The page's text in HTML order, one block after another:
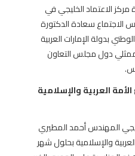
الاعتماد الخليجي في
الاجتماع سعادة الدكتورة
بدولة الإمارات العربية
دول مجلس التعاون
العربية والإسلامية
المهندس أحمد المطيري
والإسلامية بحلول شهر